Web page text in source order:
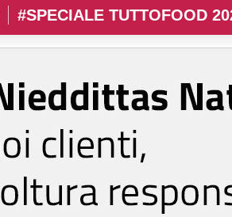
#SPECIALE TUTTOFOOD